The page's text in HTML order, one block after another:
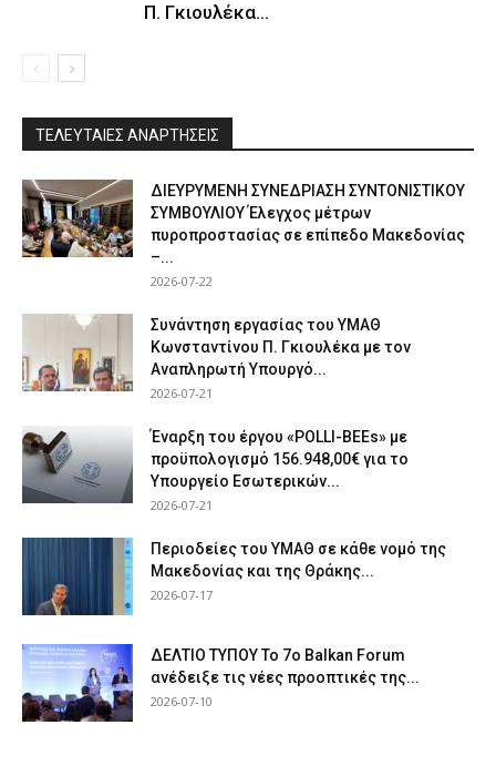
Π. Γκιουλέκα...
ΤΕΛΕΥΤΑΙΕΣ ΑΝΑΡΤΗΣΕΙΣ
ΔΙΕΥΡΥΜΕΝΗ ΣΥΝΕΔΡΙΑΣΗ ΣΥΝΤΟΝΙΣΤΙΚΟΥ
ΣΥΜΒΟΥΛΙΟΥ Έλεγχος μέτρων
πυροπροστασίας σε επίπεδο Μακεδονίας
–...
2026-07-22
Συνάντηση εργασίας του ΥΜΑΘ
Κωνσταντίνου Π. Γκιουλέκα με τον
Αναπληρωτή Υπουργό...
2026-07-21
Έναρξη του έργου «POLLI-BEEs» με
προϋπολογισμό 156.948,00€ για το
Υπουργείο Εσωτερικών...
2026-07-21
Περιοδείες του ΥΜΑΘ σε κάθε νομό της
Μακεδονίας και της Θράκης...
2026-07-17
ΔΕΛΤΙΟ ΤΥΠΟΥ Το 7ο Balkan Forum
ανέδειξε τις νέες προοπτικές της...
2026-07-10